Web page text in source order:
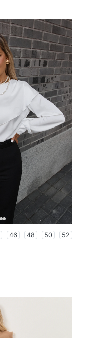
46 48 50 52